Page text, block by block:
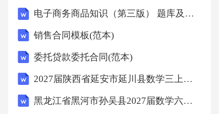
声功率级测定值为规定的修约值比较法判定电
驱动总成噪声品质测定值是否满足相应等级的
限值要求。其中，A计权声功电驱动总成分为1
级噪声品质电驱动总成、2级噪声品质电驱动总
限值线限值线公式ⅠⅡⅢ注：其中L为声功率dB
电子商务商品知识（第三版） 题库及答案 1-1 品牌基础
销售合同模板(范本)
委托贷款委托合同(范本)
2027届陕西省延安市延川县数学三上期末考试模拟试题含解析
黑龙江省黑河市孙吴县2027届数学六年级第一学期期末达标测试试题含解析